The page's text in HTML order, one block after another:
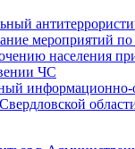
мероприятий по
населения
ЧС
информационно-